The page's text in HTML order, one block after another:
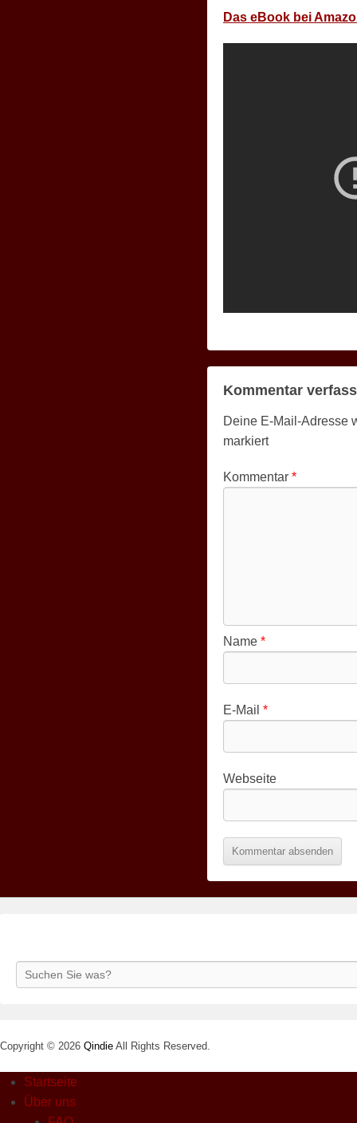
Das eBook bei
Kommentar
Deine E-Mail-Adresse
markiert
Kommentar *
Name *
E-Mail *
Webseite
Search
Copyright © 2026 Qindie All Rights Reserved.
Startseite
Über uns